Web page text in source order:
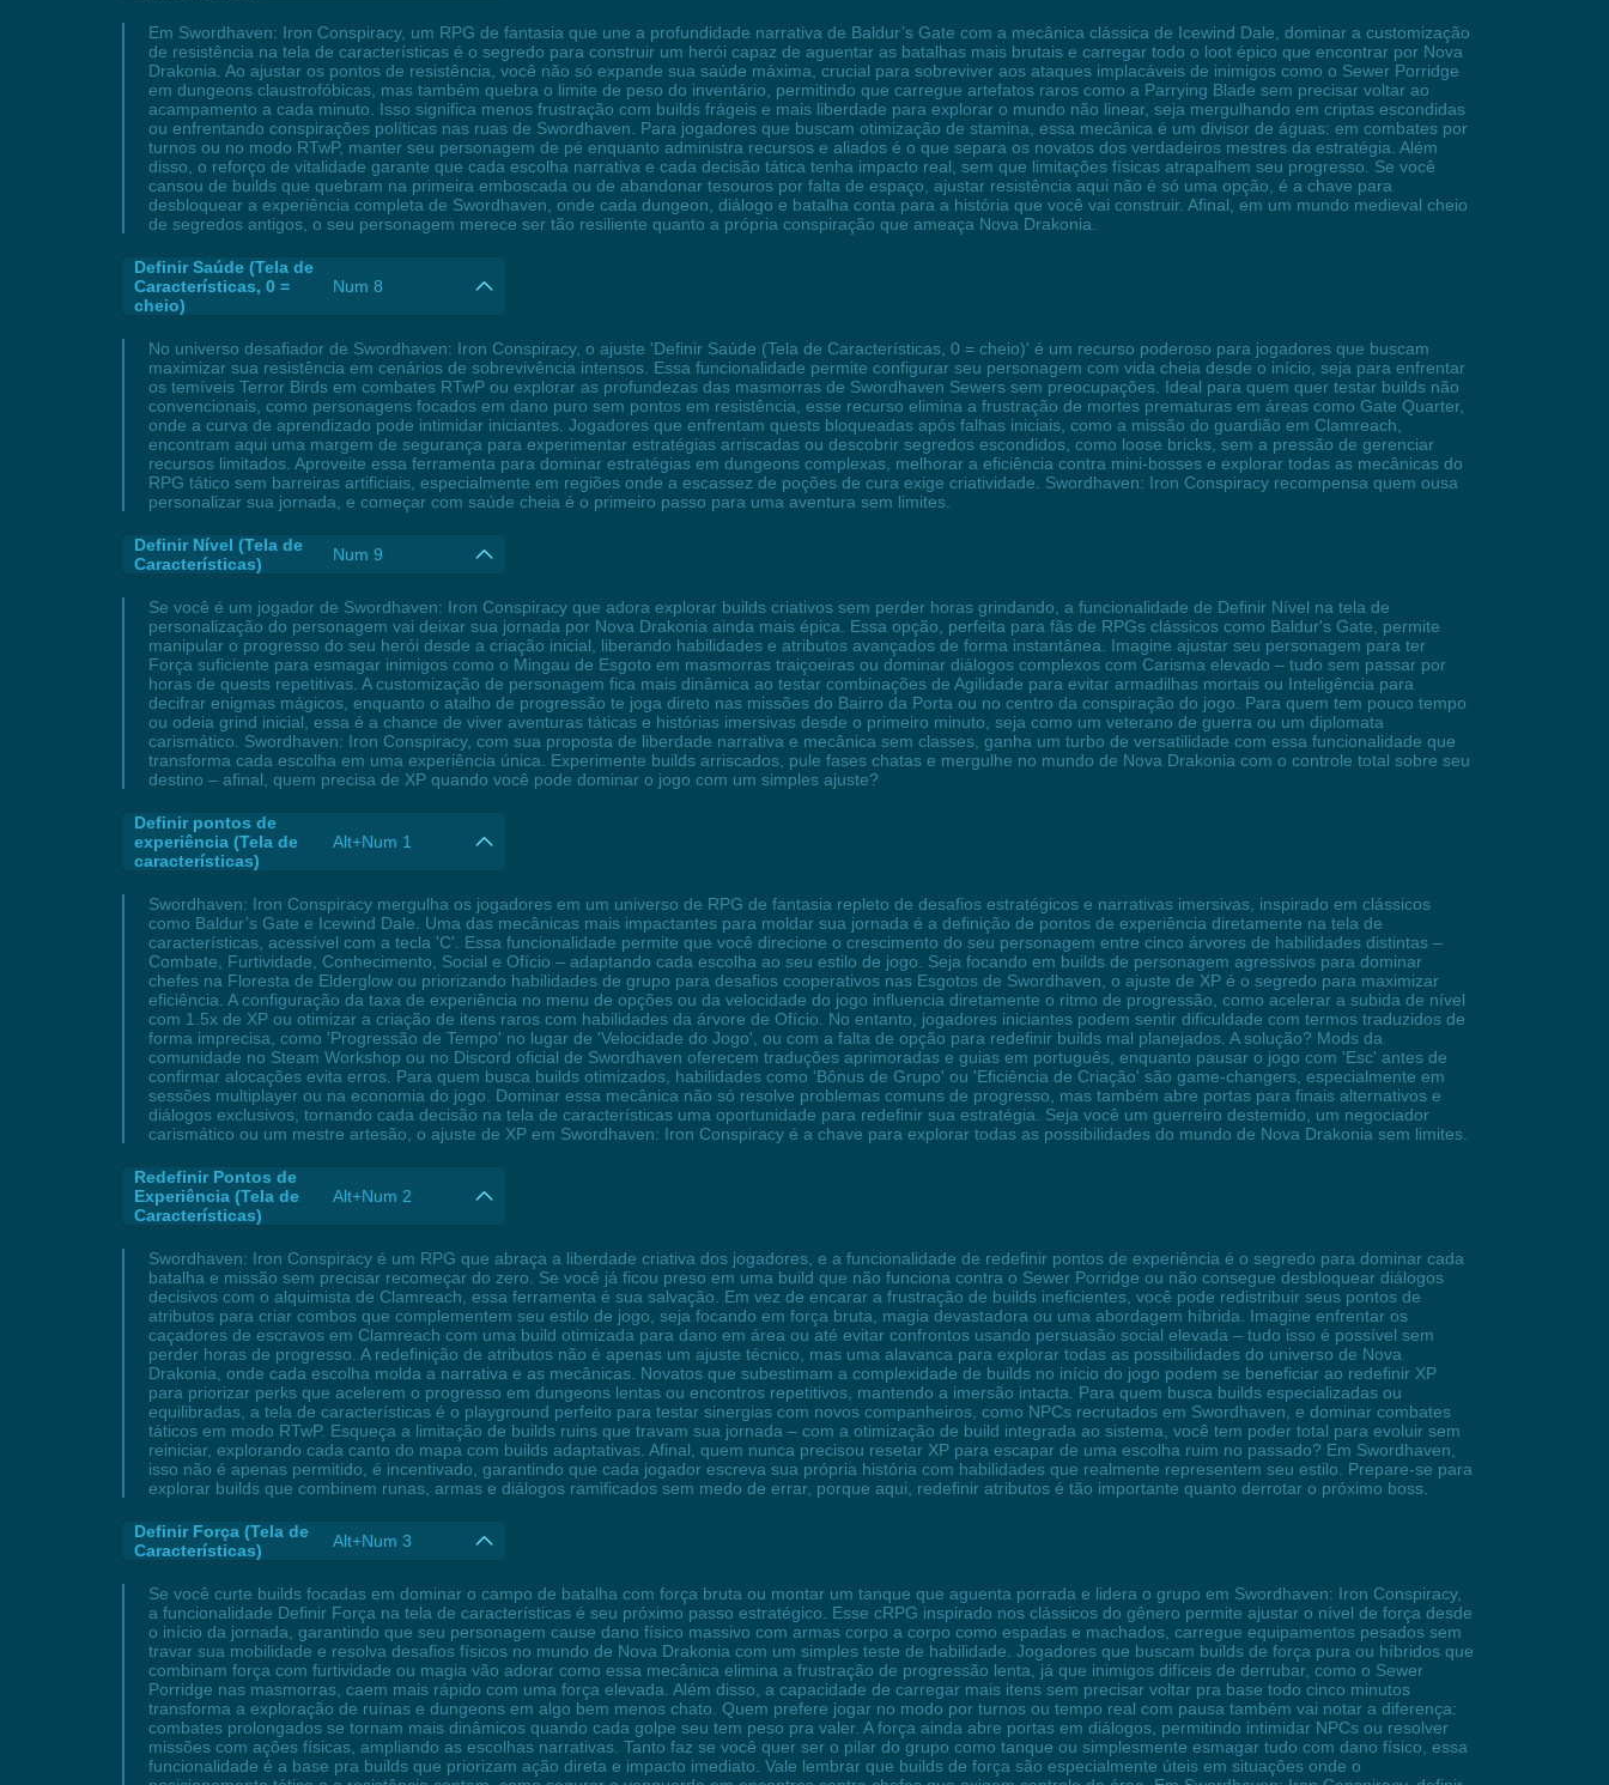
Em Swordhaven: Iron Conspiracy, um RPG de fantasia que une a profundidade narrativa de Baldur’s Gate com a mecânica clássica de Icewind Dale, dominar a customização
de resistência na tela de características é o segredo para construir um herói capaz de aguentar as batalhas mais brutais e carregar todo o loot épico que encontrar por Nova
Drakonia. Ao ajustar os pontos de resistência, você não só expande sua saúde máxima, crucial para sobreviver aos ataques implacáveis de inimigos como o Sewer Porridge
em dungeons claustrofóbicas, mas também quebra o limite de peso do inventário, permitindo que carregue artefatos raros como a Parrying Blade sem precisar voltar ao
acampamento a cada minuto. Isso significa menos frustração com builds frágeis e mais liberdade para explorar o mundo não linear, seja mergulhando em criptas escondidas
ou enfrentando conspirações políticas nas ruas de Swordhaven. Para jogadores que buscam otimização de stamina, essa mecânica é um divisor de águas: em combates por
turnos ou no modo RTwP, manter seu personagem de pé enquanto administra recursos e aliados é o que separa os novatos dos verdadeiros mestres da estratégia. Além
disso, o reforço de vitalidade garante que cada escolha narrativa e cada decisão tática tenha impacto real, sem que limitações físicas atrapalhem seu progresso. Se você
cansou de builds que quebram na primeira emboscada ou de abandonar tesouros por falta de espaço, ajustar resistência aqui não é só uma opção, é a chave para
desbloquear a experiência completa de Swordhaven, onde cada dungeon, diálogo e batalha conta para a história que você vai construir. Afinal, em um mundo medieval cheio
de segredos antigos, o seu personagem merece ser tão resiliente quanto a própria conspiração que ameaça Nova Drakonia.
Definir Saúde (Tela de
Características, 0 =
cheio)
Num 8
No universo desafiador de Swordhaven: Iron Conspiracy, o ajuste 'Definir Saúde (Tela de Características, 0 = cheio)' é um recurso poderoso para jogadores que buscam
maximizar sua resistência em cenários de sobrevivência intensos. Essa funcionalidade permite configurar seu personagem com vida cheia desde o início, seja para enfrentar
os temíveis Terror Birds em combates RTwP ou explorar as profundezas das masmorras de Swordhaven Sewers sem preocupações. Ideal para quem quer testar builds não
convencionais, como personagens focados em dano puro sem pontos em resistência, esse recurso elimina a frustração de mortes prematuras em áreas como Gate Quarter,
onde a curva de aprendizado pode intimidar iniciantes. Jogadores que enfrentam quests bloqueadas após falhas iniciais, como a missão do guardião em Clamreach,
encontram aqui uma margem de segurança para experimentar estratégias arriscadas ou descobrir segredos escondidos, como loose bricks, sem a pressão de gerenciar
recursos limitados. Aproveite essa ferramenta para dominar estratégias em dungeons complexas, melhorar a eficiência contra mini-bosses e explorar todas as mecânicas do
RPG tático sem barreiras artificiais, especialmente em regiões onde a escassez de poções de cura exige criatividade. Swordhaven: Iron Conspiracy recompensa quem ousa
personalizar sua jornada, e começar com saúde cheia é o primeiro passo para uma aventura sem limites.
Definir Nível (Tela de
Características)
Num 9
Se você é um jogador de Swordhaven: Iron Conspiracy que adora explorar builds criativos sem perder horas grindando, a funcionalidade de Definir Nível na tela de
personalização do personagem vai deixar sua jornada por Nova Drakonia ainda mais épica. Essa opção, perfeita para fãs de RPGs clássicos como Baldur's Gate, permite
manipular o progresso do seu herói desde a criação inicial, liberando habilidades e atributos avançados de forma instantânea. Imagine ajustar seu personagem para ter
Força suficiente para esmagar inimigos como o Mingau de Esgoto em masmorras traiçoeiras ou dominar diálogos complexos com Carisma elevado – tudo sem passar por
horas de quests repetitivas. A customização de personagem fica mais dinâmica ao testar combinações de Agilidade para evitar armadilhas mortais ou Inteligência para
decifrar enigmas mágicos, enquanto o atalho de progressão te joga direto nas missões do Bairro da Porta ou no centro da conspiração do jogo. Para quem tem pouco tempo
ou odeia grind inicial, essa é a chance de viver aventuras táticas e histórias imersivas desde o primeiro minuto, seja como um veterano de guerra ou um diplomata
carismático. Swordhaven: Iron Conspiracy, com sua proposta de liberdade narrativa e mecânica sem classes, ganha um turbo de versatilidade com essa funcionalidade que
transforma cada escolha em uma experiência única. Experimente builds arriscados, pule fases chatas e mergulhe no mundo de Nova Drakonia com o controle total sobre seu
destino – afinal, quem precisa de XP quando você pode dominar o jogo com um simples ajuste?
Definir pontos de
experiência (Tela de
características)
Alt+Num 1
Swordhaven: Iron Conspiracy mergulha os jogadores em um universo de RPG de fantasia repleto de desafios estratégicos e narrativas imersivas, inspirado em clássicos
como Baldur’s Gate e Icewind Dale. Uma das mecânicas mais impactantes para moldar sua jornada é a definição de pontos de experiência diretamente na tela de
características, acessível com a tecla 'C'. Essa funcionalidade permite que você direcione o crescimento do seu personagem entre cinco árvores de habilidades distintas –
Combate, Furtividade, Conhecimento, Social e Ofício – adaptando cada escolha ao seu estilo de jogo. Seja focando em builds de personagem agressivos para dominar
chefes na Floresta de Elderglow ou priorizando habilidades de grupo para desafios cooperativos nas Esgotos de Swordhaven, o ajuste de XP é o segredo para maximizar
eficiência. A configuração da taxa de experiência no menu de opções ou da velocidade do jogo influencia diretamente o ritmo de progressão, como acelerar a subida de nível
com 1.5x de XP ou otimizar a criação de itens raros com habilidades da árvore de Ofício. No entanto, jogadores iniciantes podem sentir dificuldade com termos traduzidos de
forma imprecisa, como 'Progressão de Tempo' no lugar de 'Velocidade do Jogo', ou com a falta de opção para redefinir builds mal planejados. A solução? Mods da
comunidade no Steam Workshop ou no Discord oficial de Swordhaven oferecem traduções aprimoradas e guias em português, enquanto pausar o jogo com 'Esc' antes de
confirmar alocações evita erros. Para quem busca builds otimizados, habilidades como 'Bônus de Grupo' ou 'Eficiência de Criação' são game-changers, especialmente em
sessões multiplayer ou na economia do jogo. Dominar essa mecânica não só resolve problemas comuns de progresso, mas também abre portas para finais alternativos e
diálogos exclusivos, tornando cada decisão na tela de características uma oportunidade para redefinir sua estratégia. Seja você um guerreiro destemido, um negociador
carismático ou um mestre artesão, o ajuste de XP em Swordhaven: Iron Conspiracy é a chave para explorar todas as possibilidades do mundo de Nova Drakonia sem limites.
Redefinir Pontos de
Experiência (Tela de
Características)
Alt+Num 2
Swordhaven: Iron Conspiracy é um RPG que abraça a liberdade criativa dos jogadores, e a funcionalidade de redefinir pontos de experiência é o segredo para dominar cada
batalha e missão sem precisar recomeçar do zero. Se você já ficou preso em uma build que não funciona contra o Sewer Porridge ou não consegue desbloquear diálogos
decisivos com o alquimista de Clamreach, essa ferramenta é sua salvação. Em vez de encarar a frustração de builds ineficientes, você pode redistribuir seus pontos de
atributos para criar combos que complementem seu estilo de jogo, seja focando em força bruta, magia devastadora ou uma abordagem híbrida. Imagine enfrentar os
caçadores de escravos em Clamreach com uma build otimizada para dano em área ou até evitar confrontos usando persuasão social elevada – tudo isso é possível sem
perder horas de progresso. A redefinição de atributos não é apenas um ajuste técnico, mas uma alavanca para explorar todas as possibilidades do universo de Nova
Drakonia, onde cada escolha molda a narrativa e as mecânicas. Novatos que subestimam a complexidade de builds no início do jogo podem se beneficiar ao redefinir XP
para priorizar perks que acelerem o progresso em dungeons lentas ou encontros repetitivos, mantendo a imersão intacta. Para quem busca builds especializadas ou
equilibradas, a tela de características é o playground perfeito para testar sinergias com novos companheiros, como NPCs recrutados em Swordhaven, e dominar combates
táticos em modo RTwP. Esqueça a limitação de builds ruins que travam sua jornada – com a otimização de build integrada ao sistema, você tem poder total para evoluir sem
reiniciar, explorando cada canto do mapa com builds adaptativas. Afinal, quem nunca precisou resetar XP para escapar de uma escolha ruim no passado? Em Swordhaven,
isso não é apenas permitido, é incentivado, garantindo que cada jogador escreva sua própria história com habilidades que realmente representem seu estilo. Prepare-se para
explorar builds que combinem runas, armas e diálogos ramificados sem medo de errar, porque aqui, redefinir atributos é tão importante quanto derrotar o próximo boss.
Definir Força (Tela de
Características)
Alt+Num 3
Se você curte builds focadas em dominar o campo de batalha com força bruta ou montar um tanque que aguenta porrada e lidera o grupo em Swordhaven: Iron Conspiracy,
a funcionalidade Definir Força na tela de características é seu próximo passo estratégico. Esse cRPG inspirado nos clássicos do gênero permite ajustar o nível de força desde
o início da jornada, garantindo que seu personagem cause dano físico massivo com armas corpo a corpo como espadas e machados, carregue equipamentos pesados sem
travar sua mobilidade e resolva desafios físicos no mundo de Nova Drakonia com um simples teste de habilidade. Jogadores que buscam builds de força pura ou híbridos que
combinam força com furtividade ou magia vão adorar como essa mecânica elimina a frustração de progressão lenta, já que inimigos difíceis de derrubar, como o Sewer
Porridge nas masmorras, caem mais rápido com uma força elevada. Além disso, a capacidade de carregar mais itens sem precisar voltar pra base todo cinco minutos
transforma a exploração de ruínas e dungeons em algo bem menos chato. Quem prefere jogar no modo por turnos ou tempo real com pausa também vai notar a diferença:
combates prolongados se tornam mais dinâmicos quando cada golpe seu tem peso pra valer. A força ainda abre portas em diálogos, permitindo intimidar NPCs ou resolver
missões com ações físicas, ampliando as escolhas narrativas. Tanto faz se você quer ser o pilar do grupo como tanque ou simplesmente esmagar tudo com dano físico, essa
funcionalidade é a base pra builds que priorizam ação direta e impacto imediato. Vale lembrar que builds de força são especialmente úteis em situações onde o